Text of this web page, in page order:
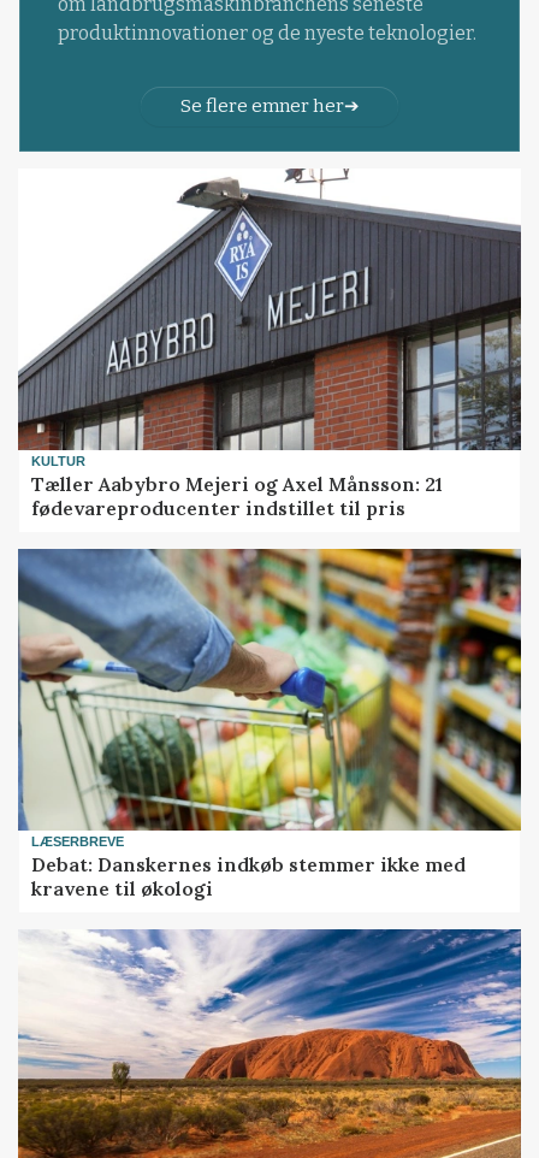
produktinnovationer og de nyeste teknologier.
Se flere emner her
KULTUR
Tæller Aabybro Mejeri og Axel Månsson: 21
fødevareproducenter indstillet til pris
LÆSERBREVE
Debat: Danskernes indkøb stemmer ikke med
kravene til økologi